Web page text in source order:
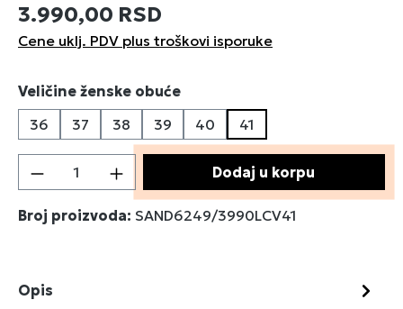
3.990,00 RSD
Cene uklj. PDV plus troškovi isporuke
Izaberi
Veličine ženske obuće
36
37 38 39 40 41
Količina proizvoda: Unesite željenu
Dodaj u korpu
Broj proizvoda: SAND6249/3990LCV41
Opis